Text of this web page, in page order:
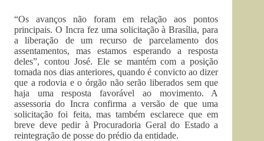
“Os avanços não foram em relação aos pontos
principais. O Incra fez uma solicitação à Brasília, para
a liberação de um recurso de parcelamento dos
assentamentos, mas estamos esperando a resposta
deles”, contou José. Ele se mantém com a posição
tomada nos dias anteriores, quando é convicto ao dizer
que a rodovia e o órgão não serão liberados sem que
haja uma resposta favorável ao movimento. A
assessoria do Incra confirma a versão de que uma
solicitação foi feita, mas também esclarece que em
breve deve pedir à Procuradoria Geral do Estado a
reintegração de posse do prédio da entidade.